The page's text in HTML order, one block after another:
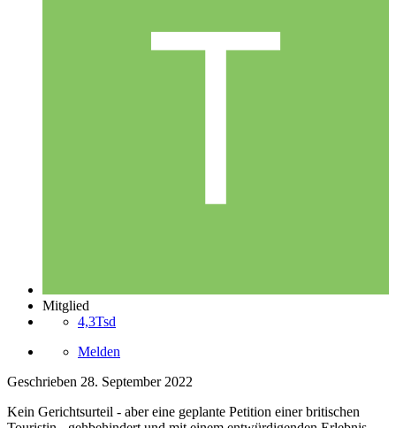
Mitglied
4,3Tsd
Melden
Geschrieben 28. September 2022
Kein Gerichtsurteil - aber eine geplante Petition einer britischen